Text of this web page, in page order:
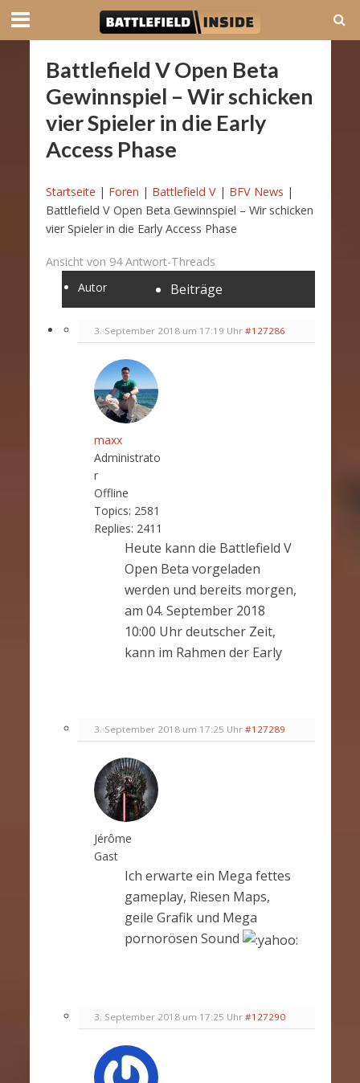
Battlefield V Open Beta
Gewinnspiel – Wir schicken
vier Spieler in die Early
Access Phase
Startseite | Foren | Battlefield V | BFV News |
Battlefield V Open Beta Gewinnspiel – Wir schicken
vier Spieler in die Early Access Phase
Ansicht von 94 Antwort-Threads
Autor
Beiträge
3. September 2018 um 17:19 Uhr #127286
maxx
Administrato
r
Offline
Topics: 2581
Replies: 2411
Heute kann die Battlefield V
Open Beta vorgeladen
werden und bereits morgen,
am 04. September 2018
10:00 Uhr deutscher Zeit,
kann im Rahmen der Early
3. September 2018 um 17:25 Uhr #127289
Jérôme
Gast
Ich erwarte ein Mega fettes
gameplay, Riesen Maps,
geile Grafik und Mega
pornorösen Sound
3. September 2018 um 17:25 Uhr #127290